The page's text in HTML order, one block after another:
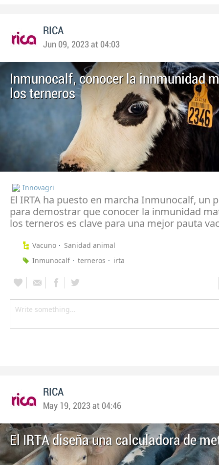
RICA
Jun 09, 2023 at 04:03
Inmunocalf, conocer la innmunidad
los terneros
Innovagri
El IRTA ha puesto en marcha Inmunocalf, un
para demostrar que conocer la inmunidad
los terneros es clave para una mejor pauta
Vacuno
Sanidad animal
Inmunocalf
terneros irta
RICA
May 19, 2023 at 04:46
El IRTA diseña una calculadora de